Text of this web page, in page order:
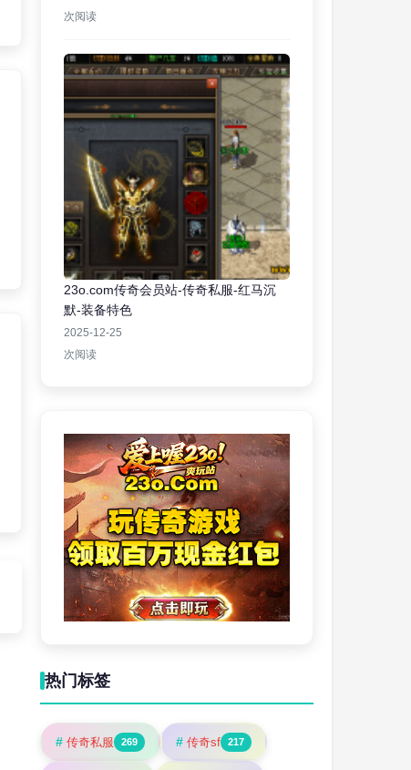
次阅读
23o.com传奇会员站-传奇私服-红马沉
默-装备特色
2025-12-25
次阅读
热门标签
# 传奇私服 269 # 传奇sf 217